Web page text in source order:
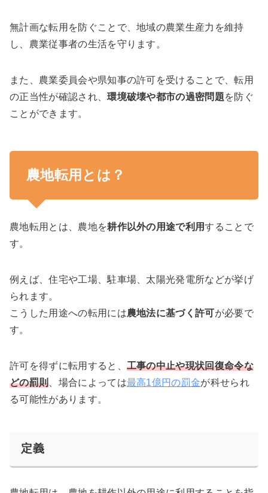
無計画な転用を防ぐことで、地域の農業生産力を維持
し、農業従事者の生活を守ります。
また、農業委員会や県知事の許可を受けることで、転用
の正当性が確認され、環境破壊や都市の過密問題を防ぐ
ことができます。
農地転用とは？
農地転用とは、農地を耕作以外の用途で利用することで
す。
例えば、住宅や工場、駐車場、太陽光発電所などが挙げ
られます。
こうした用途への転用には農地法に基づく許可が必要で
す。
許可を得ずに転用すると、 工事の中止や現状回復命令な
どの罰則 、場合によっては最高1億円の罰金が科せられ
る可能性があります。
定義